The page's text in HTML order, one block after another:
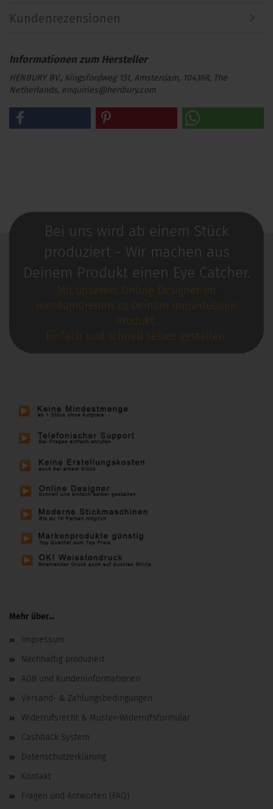
Kundenrezensionen
HENBURY BV., Kingsfordweg 151, Amsterdam, 10436R, The
Netherlands, enquiries@henbury.com
Bei uns wird ab einem Stück
produziert - Wir machen aus
Deinem Produkt einen Eye Catcher.
Mit unserem Online Designer im
Handumdrehen zu Deinem individuellen
Produkt.
Einfach und schnell selber gestalten.
Mehr über...
Impressum
Nachhaltig produziert
AGB und Kundeninformationen
Versand- & Zahlungsbedingungen
Widerrufsrecht & Muster-Widerrufsformular
Cashback System
Datenschutzerklärung
Kontakt
Fragen und Antworten (FAQ)